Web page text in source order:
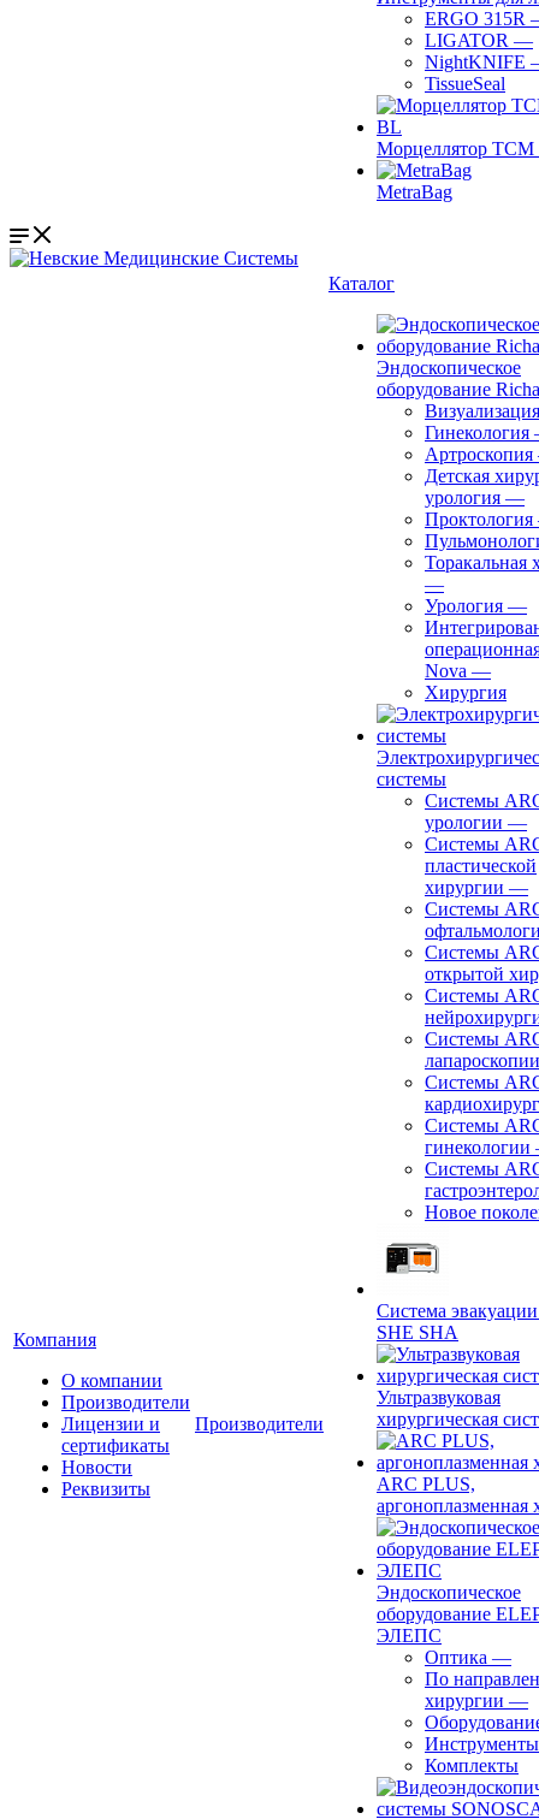
ERGO 315R
LIGATOR —
NightKNIFE
TissueSeal
Морцеллятор ТСМ
MetraBag
Компания
О компании
Производители
Лицензии и
сертификаты
Новости
Реквизиты
Производители
Каталог
Эндоскопическое
оборудование
Визуализация
Гинекология
Артроскопия
Детская
урология —
Проктология
Торакальная
—
Урология —
Nova —
Хирургия
системы
Системы
урологии —
Системы
пластической
хирургии —
Системы
Системы
открытой
Системы
Системы
лапароскопии
Системы
Системы
гинекологии
Системы
Новое
Система
SHE SHA
Ультразвуковая
хирургическая
ARC PLUS,
аргоноплазменная
Эндоскопическое
оборудование
ЭЛЕПС
Оптика —
По
хирургии —
Инструменты
Комплекты